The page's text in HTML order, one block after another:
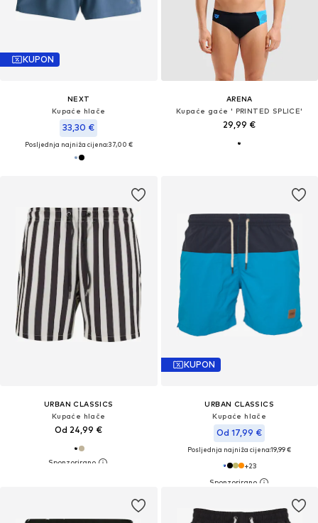
KUPON
NEXT
Kupaće hlače
33,30 €
Posljednja najniža cijena:37,00 €
ARENA
Kupaće gaće ' PRINTED SPLICE'
29,99 €
URBAN CLASSICS
Kupaće hlače
Od 24,99 €
KUPON
URBAN CLASSICS
Kupaće hlače
Od 17,99 €
Posljednja najniža cijena:19,99 €
+23